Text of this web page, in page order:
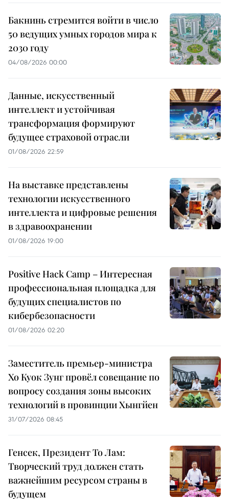
Бакнинь стремится войти в число
50 ведущих умных городов мира к
2030 году
04/08/2026 00:00
Данные, искусственный
интеллект и устойчивая
трансформация формируют
будущее страховой отрасли
01/08/2026 22:59
На выставке представлены
технологии искусственного
интеллекта и цифровые решения
в здравоохранении
01/08/2026 19:00
Positive Hack Camp – Интересная
профессиональная площадка для
будущих специалистов по
кибербезопасности
01/08/2026 02:20
Заместитель премьер-министра
Хо Куок Зунг провёл совещание по
вопросу создания зоны высоких
технологий в провинции Хынгйен
31/07/2026 08:45
Генсек, Президент То Лам:
Творческий труд должен стать
важнейшим ресурсом страны в
будущем